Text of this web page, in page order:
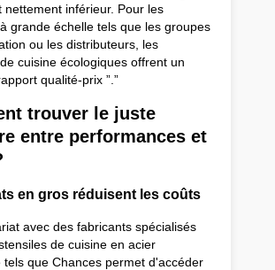
nettement inférieur. Pour les
grande échelle tels que les groupes
ou les distributeurs, les
cuisine écologiques offrent un
qualité-prix ”.”
trouver le juste
entre performances et
en gros réduisent les coûts
avec des fabricants spécialisés
de cuisine en acier
tels que Chances permet d'accéder